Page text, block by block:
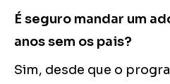
É seguro mandar um
anos sem os pais?
Sim, desde que o